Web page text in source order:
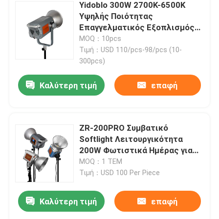
Yidoblo 300W 2700K-6500K
Υψηλής Ποιότητας
Επαγγελματικός Εξοπλισμός
Φωτισμού Ήχου Βίντεο
Συνεχούς Φωτισμού για Βίντεο
Live Fill Light
MOQ：10pcs
Τιμή：USD 110/pcs-98/pcs (10-
300pcs)
Καλύτερη τιμή επαφή
ZR-200PRO Συμβατικό
Softlight Λειτουργικότητα
200W Φωτιστικά Ημέρας για
Φωτογραφία για Webcasting
και Στούντιο
MOQ：1 ΤΕΜ
Τιμή：USD 100 Per Piece
Καλύτερη τιμή επαφή